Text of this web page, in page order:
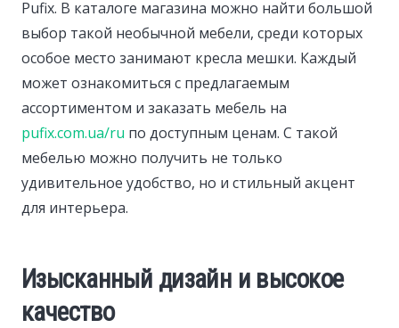
Pufix. В каталоге магазина можно найти большой
выбор такой необычной мебели, среди которых
особое место занимают кресла мешки. Каждый
может ознакомиться с предлагаемым
ассортиментом и заказать мебель на
pufix.com.ua/ru по доступным ценам. С такой
мебелью можно получить не только
удивительное удобство, но и стильный акцент
для интерьера.
Изысканный дизайн и высокое
качество